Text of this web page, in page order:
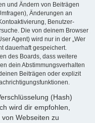
und Ändern von Beiträgen
Änderungen an
Benutzer-
Die von deinem Browser
Agent) wird nur in der „Wer
dauerhaft gespeichert.
des Boards, dass weitere
dein Abstimmungsverhalten
Beiträgen oder explizit
(Hash)
wird dir empfohlen,
Webseiten zu